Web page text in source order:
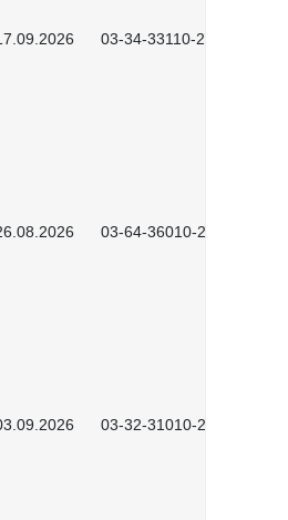
03-34-33110-2605
03-64-36010-2601
03-32-31010-2603